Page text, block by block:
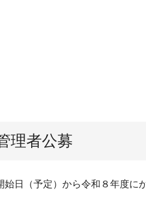
理者公募
日（予定）から令和８年度に